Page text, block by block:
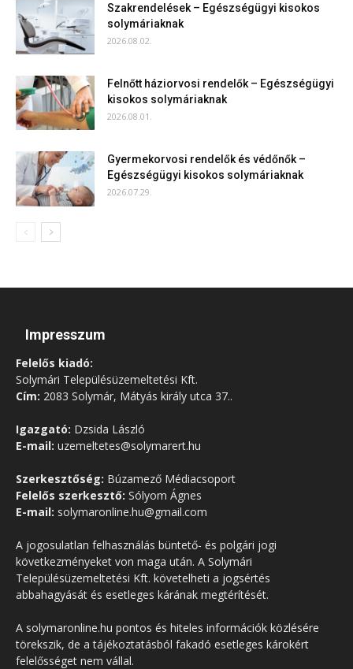
Szakrendelések – Egészségügyi kisokos
solymáriaknak
2026.08.02.
Felnőtt háziorvosi rendelők – Egészségügyi
kisokos solymáriaknak
2026.08.01.
Gyermekorvosi rendelők és védőnők –
Egészségügyi kisokos solymáriaknak
2026.07.29.
Impresszum
Felelős kiadó:
Solymári Településüzemeltetési Kft.
Cím: 2083 Solymár, Mátyás király utca 37..
Igazgató: Dzsida László
E-mail: uzemeltetes@solymarert.hu
Szerkesztőség: Búzamező Médiacsoport
Felelős szerkesztő: Sólyom Ágnes
E-mail: solymaronline.hu@gmail.com
A jogosulatlan felhasználás büntető- és polgári jogi
következményeket von maga után. A Solymári
Településüzemeltetési Kft. követelheti a jogsértés
abbahagyását és esetleges kárának megtérítését.
A solymaronline.hu pontos és hiteles információk közlésére
törekszik, de a tájékoztatásból fakadó esetleges károkért
felelősséget nem vállal.